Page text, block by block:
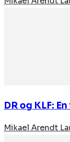
DR og KLF:
Mikael Arendt